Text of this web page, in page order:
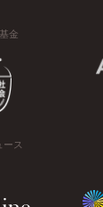
金
ース